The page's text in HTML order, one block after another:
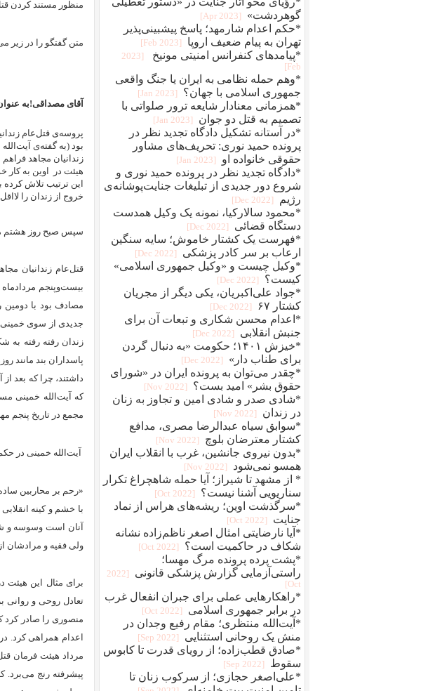
منظور مستند کردن قتل‌عام سال ۶۷ تهیه شده ماه
متن گفتگو را در زیر
آقای مصداقی!به عنوان یکی از زندانیان سیاسی
پروسه‌ی قتل‌عام
بود (به گفته‌ی
زندانیان مجاهد
هیئت در اوین به کار
این ترتیب تلاش کرده
خروج از زندان‌ را
سپس صبح روز هشتم
قتل‌عام زندانیان
بیست‌وپنجم
مصادف بود با
جدیدی از سوی خمینی
زندان رفته رفته به
داشتند، چرا که بعد
که آیت‌الله خمینی
مجمع در تاریخ پنجم
آیت‌الله خمینی در
«رحم بر محاربین
با خشم و كینه
آنان است وسوسه و
ولی فقیه و مرادشان
منصوری را صادر کرد
مرداد هیئت فرمان
پیشرفته رنج
گوهردشت»
[2023 Apr]
*حکم اعدام شارمهد؛ پاسخ پیشبینی‌پذیر
تهران به پیام ضعیف اروپا
[2023 Feb]
*پیامدهای کنفرانس امنیتی مونیخ
[2023
Feb]
*وهم حمله نظامی به ایران یا جنگ واقعی
جمهوری اسلامی با جهان؟
[2023 Jan]
*همزمانی معنادار شایعه ترور صلواتی با
تصمیم به قتل دو جوان
[2023 Jan]
*در آستانه تشکیل دادگاه تجدید نظر در
پرونده حمید نوری: تحریف‌های مشاور
حقوقی خانواده او
[2023 Jan]
*دادگاه تجدید نظر در پرونده حمید نوری و
شروع دور جدیدی از تبلیغات جنایت‌پوشانه‌ی
رژیم
[2022 Dec]
*محمود سالارکیا، نمونه یک وکیل همدست
دستگاه قضائی
[2022 Dec]
*فهرست یک کشتار خاموش؛ سایه سنگین
ارعاب بر سر کادر پزشکی
[2022 Dec]
*وکیل چیست و «وکیل جمهوری اسلامی»
کیست؟
[2022 Dec]
*جواد علی‌اکبریان، یکی دیگر از مجریان
کشتار ۶۷
[2022 Dec]
*اعدام محسن شکاری و تبعات آن برای
جنبش انقلابی
[2022 Dec]
*خیزش ۱۴۰۱؛ حکومت «به دنبال گردن
برای طناب دار»
[2022 Dec]
*چقدر می‌توان به پرونده ایران در «شورای
حقوق بشر» امید بست؟
[2022 Nov]
*شادی صدر و شادی امین و تجاوز به زنان
در زندان
[2022 Nov]
*سوابق سیاه عبدالرضا مصری، مدافع
کشتار معترضان بلوچ
[2022 Nov]
*بدون نیروی جانشین، غرب با انقلاب ایران
همسو نمی‌شود
[2022 Nov]
* از مشهد تا شیراز؛ آیا حمله شاهچراغ تکرار
سناریویی آشنا نیست؟
[2022 Oct]
*سرگذشت اوین؛ ریشه‌های هراس از نماد
جنایت
[2022 Oct]
*آیا نارضایتی امثال اصغر ناظم‌زاده نشانه
شکاف در حاکمیت است؟
[2022 Oct]
*پشت پرده پرونده مرگ مهسا؛
راستی‌آزمایی گزارش پزشکی قانونی
[2022
Oct]
*راهکارهایی عملی برای جبران انفعال غرب
در برابر جمهوری اسلامی
[2022 Oct]
*آیت‌الله منتظری؛ مقام رفیع وجدان در
منش یک روحانی استثنایی
[2022 Sep]
*صادق قطب‌زاده؛ از رویای قدرت تا کابوس
سقوط
[2022 Sep]
*علی‌اصغر حجازی؛ از سرکوب زنان تا